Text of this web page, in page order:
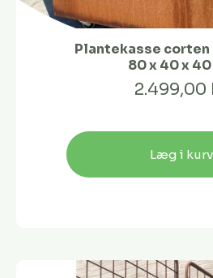
Plantekasse
80 x 40 x
2.499,00
Læg i kurv